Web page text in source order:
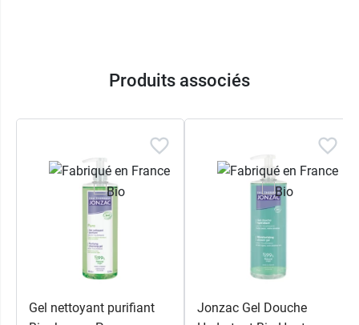
Produits associés
Gel nettoyant purifiant
Jonzac Gel Douche